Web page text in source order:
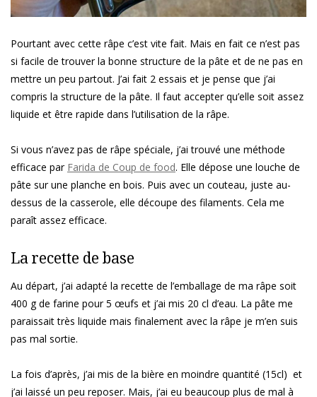
Pourtant avec cette râpe c’est vite fait. Mais en fait ce n’est pas
si facile de trouver la bonne structure de la pâte et de ne pas en
mettre un peu partout. J’ai fait 2 essais et je pense que j’ai
compris la structure de la pâte. Il faut accepter qu’elle soit assez
liquide et être rapide dans l’utilisation de la râpe.
Si vous n’avez pas de râpe spéciale, j’ai trouvé une méthode
efficace par Farida de Coup de food. Elle dépose une louche de
pâte sur une planche en bois. Puis avec un couteau, juste au-
dessus de la casserole, elle découpe des filaments. Cela me
paraît assez efficace.
La recette de base
Au départ, j’ai adapté la recette de l’emballage de ma râpe soit
400 g de farine pour 5 œufs et j’ai mis 20 cl d’eau. La pâte me
paraissait très liquide mais finalement avec la râpe je m’en suis
pas mal sortie.
La fois d’après, j’ai mis de la bière en moindre quantité (15cl) et
j’ai laissé un peu reposer. Mais, j’ai eu beaucoup plus de mal à